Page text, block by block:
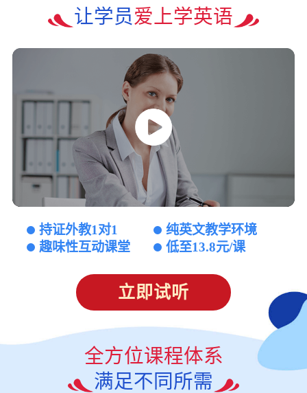
让学员爱上学英语
持证外教1对1
纯英文教学环境
趣味性互动课堂
低至13.8元/课
立即试听
全方位课程体系
满足不同所需